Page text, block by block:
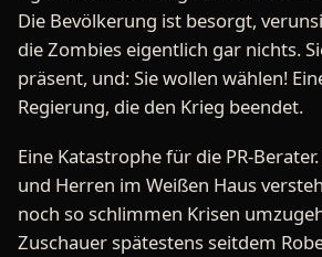
Die Bevölkerung ist besorgt,
die Zombies eigentlich gar nichts.
präsent, und: Sie wollen wählen!
Regierung, die den Krieg beendet.
Eine Katastrophe für die PR-
und Herren im Weißen Haus
noch so schlimmen Krisen
Zuschauer spätestens seitdem